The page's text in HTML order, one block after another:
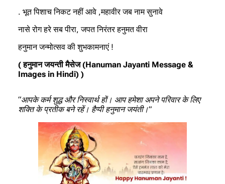
. भूत पिशाच निकट नहीं आवे ,महावीर जब नाम सुनावे
नासे रोग हरे सब पीरा, जपत निरंतर हनुमत वीरा
हनुमान जन्मोत्सव की शुभकामनाएं !
( हनुमान जयन्ती मैसेज (Hanuman Jayanti Message &
Images in Hindi) )
“आपके कर्म शुद्ध और निस्वार्थ हों। आप हमेशा अपने परिवार के लिए
शक्ति के प्रतीक बने रहें। हैप्पी हनुमान जयंती।”